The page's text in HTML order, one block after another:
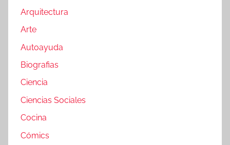
Arquitectura
Arte
Autoayuda
Biografias
Ciencia
Ciencias Sociales
Cocina
Cómics